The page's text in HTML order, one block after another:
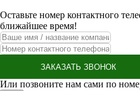
Оставьте номер контактного
ближайшее время!
ЗАКАЗАТЬ ЗВОНОК
Или позвоните нам сами по